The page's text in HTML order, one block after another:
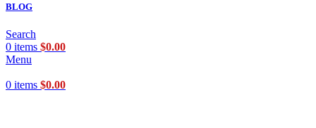
BLOG
Search
0 items $0.00
Menu
0 items $0.00